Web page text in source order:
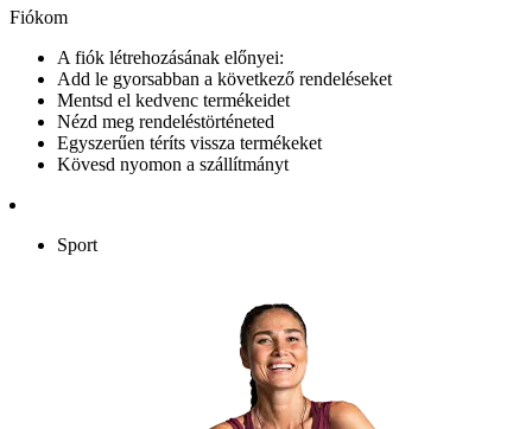
Fiókom
A fiók létrehozásának előnyei:
Add le gyorsabban a következő rendeléseket
Mentsd el kedvenc termékeidet
Nézd meg rendeléstörténeted
Egyszerűen téríts vissza termékeket
Kövesd nyomon a szállítmányt
Sport